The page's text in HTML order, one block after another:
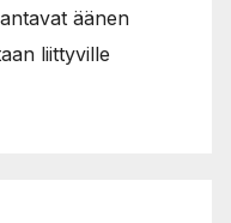
äänen
liittyville